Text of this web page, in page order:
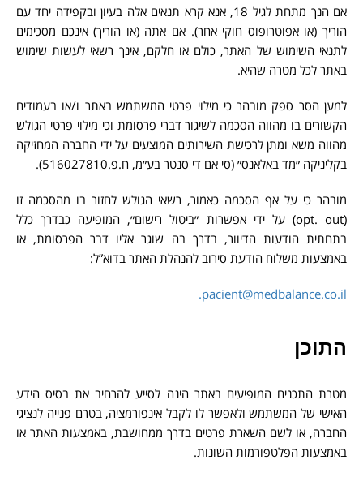
אם הנך מתחת לגיל 18, אנא קרא תנאים אלה בעיון ובקפידה יחד עם
הוריך (או אפוטרופוס חוקי אחר). אם אתה (או הוריך) אינכם מסכימים
לתנאי השימוש של האתר, כולם או חלקם, אינך רשאי לעשות שימוש
באתר לכל מטרה שהיא.
למען הסר ספק מובהר כי מילוי פרטי המשתמש באתר ו/או בעמודים
הקשורים בו מהווה הסכמה לשיגור דברי פרסומת וכי מילוי פרטי הגולש
מהווה משא ומתן לרכישת השירותים המוצעים על ידי החברה המחזיקה
בקליניקה ״מד באלאנס״ (סי אם די סנטר בע״מ, ח.פ.516027810).
מובהר כי על אף הסכמה כאמור, רשאי הגולש לחזור בו מהסכמה זו
(opt. out) על ידי אפשרות ״ביטול רישום״, המופיעה כבדרך כלל
בתחתית הודעות הדיוור, בדרך בה שוגר אליו דבר הפרסומת, או
באמצעות משלוח הודעת סירוב להנהלת האתר בדוא”ל:
pacient@medbalance.co.il.
התוכן
מטרת התכנים המופיעים באתר הינה לסייע להרחיב את בסיס הידע
האישי של המשתמש ולאפשר לו לקבל אינפורמציה, בטרם פנייה לנציגי
החברה, או לשם השארת פרטים בדרך ממחושבת, באמצעות האתר או
באמצעות הפלטפורמות השונות.